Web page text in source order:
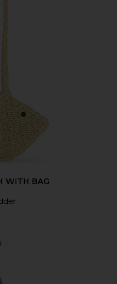
WITH BAG
СУМКА НА ПЛЕЧО 39